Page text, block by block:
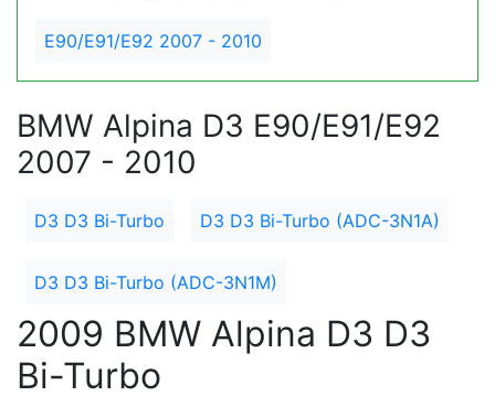
E90/E91/E92 2007 - 2010
BMW Alpina D3 E90/E91/E92
2007 - 2010
D3 D3 Bi-Turbo D3 D3 Bi-Turbo (ADC-3N1A)
D3 D3 Bi-Turbo (ADC-3N1M)
2009 BMW Alpina D3 D3
Bi-Turbo